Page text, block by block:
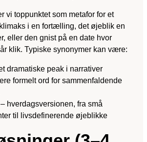
vi toppunktet som metafor for et
i en fortælling, det øjeblik en
eller den gnist på en date hvor
klik. Typiske synonymer kan være:
dramatiske peak i narrativer
formelt ord for sammenfaldende
hverdagsversionen, fra små
til livsdefinerende øjeblikke